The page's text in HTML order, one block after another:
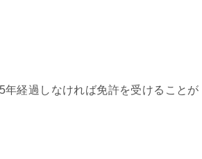
経過しなければ免許を受けることが